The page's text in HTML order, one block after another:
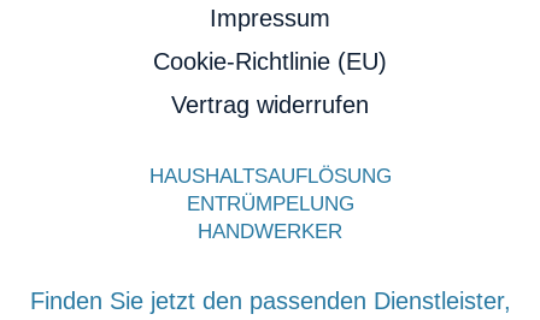
Impressum
Cookie-Richtlinie (EU)
Vertrag widerrufen
HAUSHALTSAUFLÖSUNG
ENTRÜMPELUNG
HANDWERKER
Finden Sie jetzt den passenden Dienstleister,